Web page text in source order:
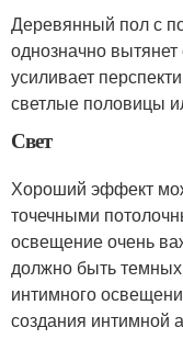
Деревянный пол с
однозначно
усиливает
светлые половицы
Свет
Хороший эффект
точечными
освещение очень
должно быть темных
интимного
создания интимной